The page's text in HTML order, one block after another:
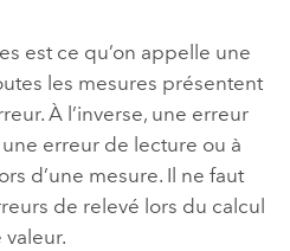
est ce qu’on appelle une
les mesures présentent
À l’inverse, une erreur
erreur de lecture ou à
d’une mesure. Il ne faut
de relevé lors du calcul
valeur.